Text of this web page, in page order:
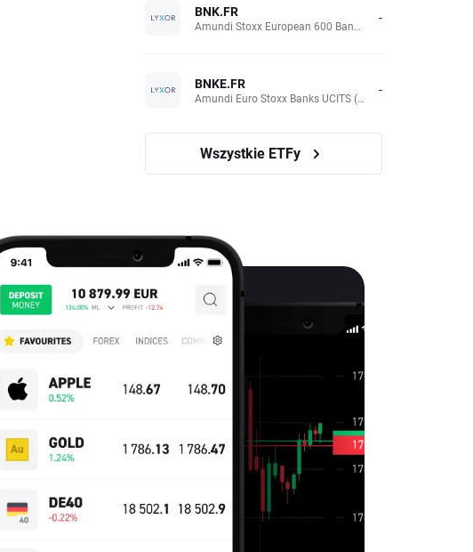
BNK.FR
Amundi Stoxx European 600 Banks UCITS(Acc EUR) -
BNKE.FR
Amundi Euro Stoxx Banks UCITS (Acc EUR) -
Wszystkie ETFy